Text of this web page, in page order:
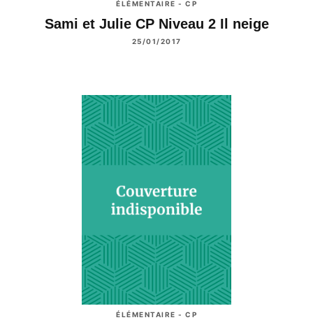
ÉLÉMENTAIRE - CP
Sami et Julie CP Niveau 2 Il neige
25/01/2017
ÉLÉMENTAIRE - CP